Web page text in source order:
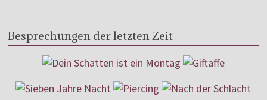
Besprechungen der letzten Zeit